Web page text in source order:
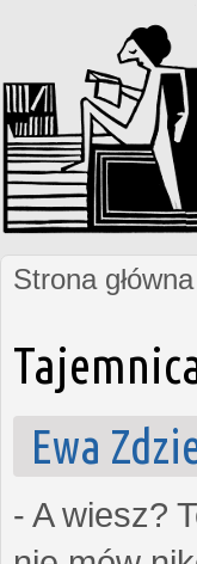
Jesteś tutaj
Strona główna
Ewa
- A wiesz?